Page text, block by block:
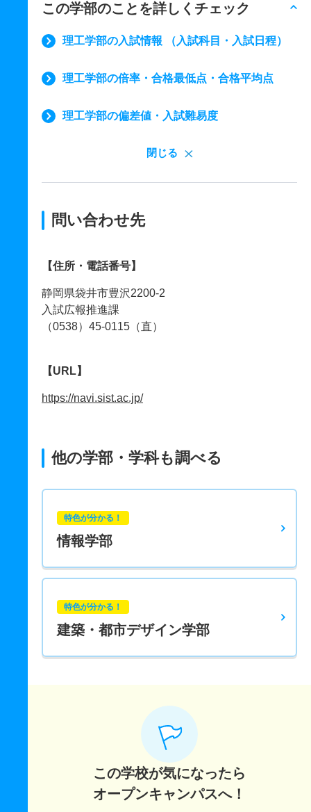
この学部のことを詳しくチェック
理工学部の入試情報 （入試科目・入試日程）
理工学部の倍率・合格最低点・合格平均点
理工学部の偏差値・入試難易度
閉じる
問い合わせ先
【住所・電話番号】
静岡県袋井市豊沢2200-2
入試広報推進課
（0538）45-0115（直）
【URL】
https://navi.sist.ac.jp/
他の学部・学科も調べる
特色が分かる！
情報学部
特色が分かる！
建築・都市デザイン学部
この学校が気になったら
オープンキャンパスへ！